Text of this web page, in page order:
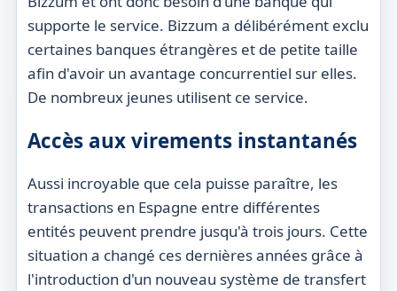
supporte le service. Bizzum a délibérément exclu
certaines banques étrangères et de petite taille
afin d'avoir un avantage concurrentiel sur elles.
De nombreux jeunes utilisent ce service.
Accès aux virements instantanés
Aussi incroyable que cela puisse paraître, les
transactions en Espagne entre différentes
entités peuvent prendre jusqu'à trois jours. Cette
situation a changé ces dernières années grâce à
l'introduction d'un nouveau système de transfert